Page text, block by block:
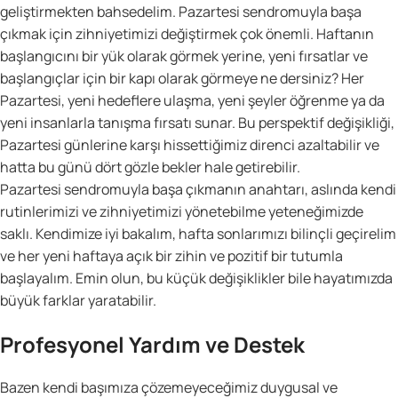
geliştirmekten bahsedelim. Pazartesi sendromuyla başa
çıkmak için zihniyetimizi değiştirmek çok önemli. Haftanın
başlangıcını bir yük olarak görmek yerine, yeni fırsatlar ve
başlangıçlar için bir kapı olarak görmeye ne dersiniz? Her
Pazartesi, yeni hedeflere ulaşma, yeni şeyler öğrenme ya da
yeni insanlarla tanışma fırsatı sunar. Bu perspektif değişikliği,
Pazartesi günlerine karşı hissettiğimiz direnci azaltabilir ve
hatta bu günü dört gözle bekler hale getirebilir.
Pazartesi sendromuyla başa çıkmanın anahtarı, aslında kendi
rutinlerimizi ve zihniyetimizi yönetebilme yeteneğimizde
saklı. Kendimize iyi bakalım, hafta sonlarımızı bilinçli geçirelim
ve her yeni haftaya açık bir zihin ve pozitif bir tutumla
başlayalım. Emin olun, bu küçük değişiklikler bile hayatımızda
büyük farklar yaratabilir.
Profesyonel Yardım ve Destek
Bazen kendi başımıza çözemeyeceğimiz duygusal ve